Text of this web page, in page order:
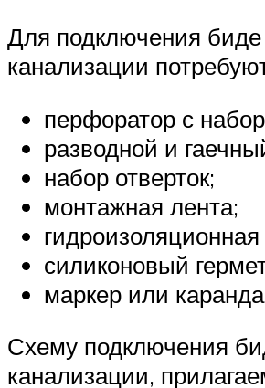
Для подключения биде
канализации
перфоратор с
разводной и
набор отверток;
монтажная лента;
гидроизоляционная
силиконовый
маркер или
Схему подключения
канализации,